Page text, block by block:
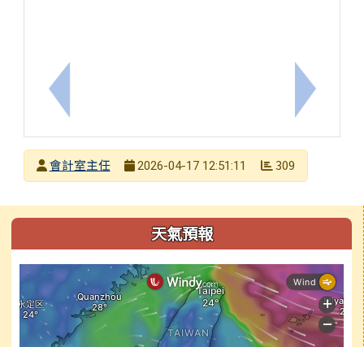
上一筆：轉知 各機關派員參加國內各項訓練或講習
下一筆：
發布者
會計室主任
2026-04-17 12:51:11 309
左邊區域內容 天氣預報